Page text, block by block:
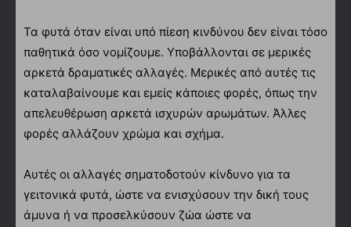
Τα φυτά όταν είναι υπό πίεση κινδύνου δεν είναι τόσο
παθητικά όσο νομίζουμε. Υποβάλλονται σε μερικές
αρκετά δραματικές αλλαγές. Μερικές από αυτές τις
καταλαβαίνουμε και εμείς κάποιες φορές, όπως την
απελευθέρωση αρκετά ισχυρών αρωμάτων. Άλλες
φορές αλλάζουν χρώμα και σχήμα.
Αυτές οι αλλαγές σηματοδοτούν κίνδυνο για τα
γειτονικά φυτά, ώστε να ενισχύσουν την δική τους
άμυνα ή να προσελκύσουν ζώα ώστε να